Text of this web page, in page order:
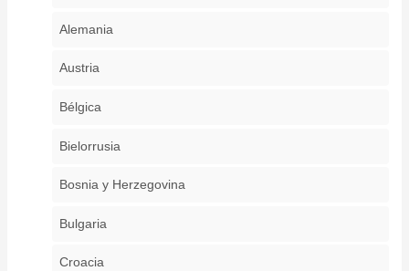
Alemania
Austria
Bélgica
Bielorrusia
Bosnia y Herzegovina
Bulgaria
Croacia